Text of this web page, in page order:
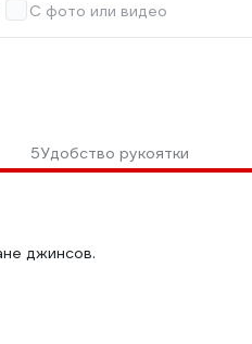
С фото или видео
5Удобство рукоятки
джинсов.